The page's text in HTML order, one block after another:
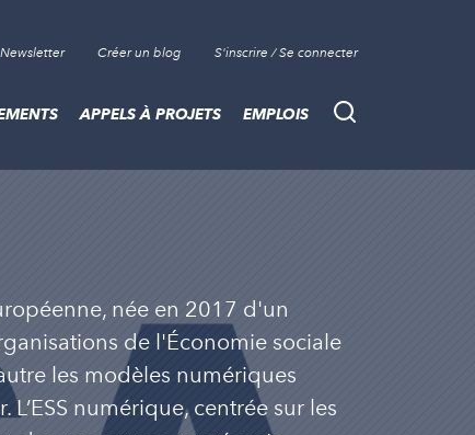
Newsletter Créer un blog S'inscrire / Se connecter
Recherche
APPELS À PROJETS EMPLOIS
née en 2017 d'un
de l'Économie sociale
les modèles numériques
numérique, centrée sur les